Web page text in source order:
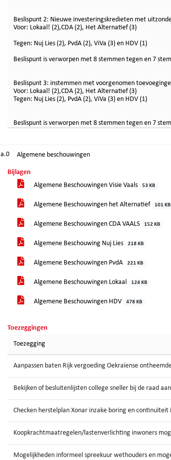
Beslispunt 2: Nieuwe investeringskredieten met
Voor: Lokaal! (2),CDA (2), Het Alternatief (3)
Tegen: Nuj Lies (2), PvdA (2), ViVa (3) en HDV (1)
Beslispunt is verworpen met 8 stemmen tegen en 7
Beslispunt 3: instemmen met voorgenomen
Voor: Lokaal! (2),CDA (2), Het Alternatief (3)
Tegen: Nuj Lies (2), PvdA (2), ViVa (3) en HDV (1)
Beslispunt is verworpen met 8 stemmen tegen en 7
Algemene beschouwingen
Bijlagen
Algemene Beschouwingen Visie Vaals
53 KB
Algemene Beschouwingen het Alternatief 101 KB
Algemene Beschouwingen CDA VAALS 152 KB
Algemene Beschouwing Nuj Lies 218 KB
Algemene Beschouwingen PvdA 221 KB
Algemene Beschouwingen Lokaal 124 KB
Algemene Beschouwingen HDV 478 KB
Toezeggingen
Toezegging
Aanpassen baten Rijk vergoeding Oekraïense
Bekijken of besluitenlijsten college sneller bij de raad
Checken herstelplan Xonar inzake boring en
Koopkrachtmaatregelen/lastenverlichting inwoners
Mogelijkheden informeel spreekuur wethouders en